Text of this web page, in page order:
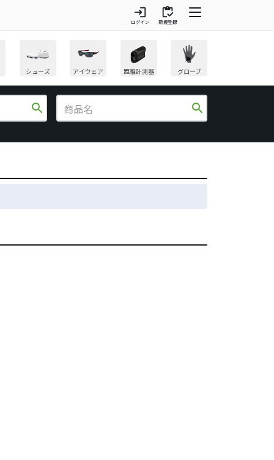
login
ログイン
inventory
新規登録
シューズ アイウェア 距離計測器 グローブ
search search